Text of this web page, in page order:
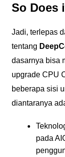
So Does
Jadi, terlepas
tentang
dasarnya bisa
upgrade CPU
beberapa sisi
diantaranya
pada